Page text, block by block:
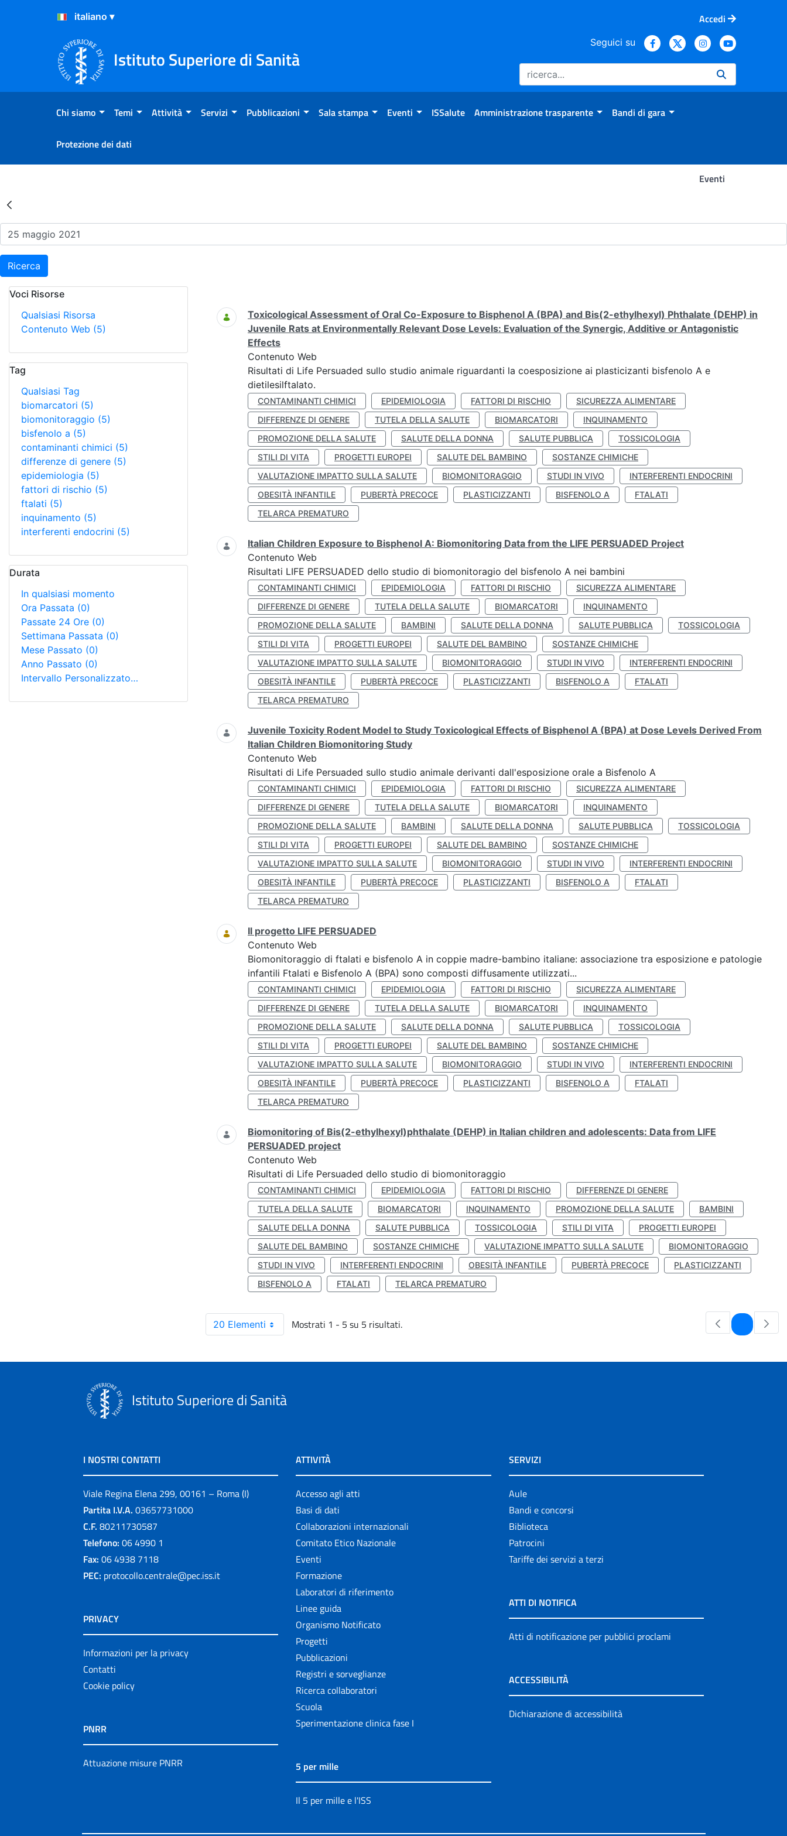
Salta al Contenuto
Salta al Footer
Accedi
Istituto Superiore di Sanità
Seguici su
Chi siamo Temi Attività Servizi Pubblicazioni Sala stampa Eventi ISSalute Amministrazione trasparente Bandi di gara
Protezione dei dati
Eventi
Risultati della Ricerca - Eventi
Ricerca
Voci Risorse
Qualsiasi Risorsa
Contenuto Web (5)
Tag
Qualsiasi Tag
biomarcatori (5)
biomonitoraggio (5)
bisfenolo a (5)
contaminanti chimici (5)
differenze di genere (5)
epidemiologia (5)
fattori di rischio (5)
ftalati (5)
inquinamento (5)
interferenti endocrini (5)
Durata
In qualsiasi momento
Ora Passata (0)
Passate 24 Ore (0)
Settimana Passata (0)
Mese Passato (0)
Anno Passato (0)
Intervallo Personalizzato…
Ricerca
Toxicological Assessment of Oral Co-Exposure to Bisphenol A (BPA) and Bis(2-ethylhexyl) Phthalate (DEHP) in
Juvenile Rats at Environmentally Relevant Dose Levels: Evaluation of the Synergic, Additive or Antagonistic
Effects
Contenuto Web
Risultati di Life Persuaded sullo studio animale riguardanti la coesposizione ai plasticizanti bisfenolo A e
dietilesilftalato.
CONTAMINANTI CHIMICI EPIDEMIOLOGIA FATTORI DI RISCHIO
SICUREZZA ALIMENTARE
DIFFERENZE DI GENERE
TUTELA DELLA SALUTE BIOMARCATORI
INQUINAMENTO
PROMOZIONE DELLA SALUTE
SALUTE DELLA DONNA SALUTE PUBBLICA
TOSSICOLOGIA
STILI DI VITA
PROGETTI EUROPEI SALUTE DEL BAMBINO
SOSTANZE CHIMICHE
VALUTAZIONE IMPATTO SULLA SALUTE
BIOMONITORAGGIO STUDI IN VIVO
INTERFERENTI ENDOCRINI
OBESITÀ INFANTILE
PUBERTÀ PRECOCE PLASTICIZZANTI BISFENOLO A
FTALATI
TELARCA PREMATURO
Italian Children Exposure to Bisphenol A: Biomonitoring Data from the LIFE PERSUADED Project
Contenuto Web
Risultati LIFE PERSUADED dello studio di biomonitoragio del bisfenolo A nei bambini
CONTAMINANTI CHIMICI EPIDEMIOLOGIA FATTORI DI RISCHIO
SICUREZZA ALIMENTARE
DIFFERENZE DI GENERE
TUTELA DELLA SALUTE BIOMARCATORI
INQUINAMENTO
PROMOZIONE DELLA SALUTE
BAMBINI SALUTE DELLA DONNA SALUTE PUBBLICA
TOSSICOLOGIA
STILI DI VITA
PROGETTI EUROPEI SALUTE DEL BAMBINO
SOSTANZE CHIMICHE
VALUTAZIONE IMPATTO SULLA SALUTE
BIOMONITORAGGIO STUDI IN VIVO
INTERFERENTI ENDOCRINI
OBESITÀ INFANTILE
PUBERTÀ PRECOCE PLASTICIZZANTI BISFENOLO A
FTALATI
TELARCA PREMATURO
Juvenile Toxicity Rodent Model to Study Toxicological Effects of Bisphenol A (BPA) at Dose Levels Derived From
Italian Children Biomonitoring Study
Contenuto Web
Risultati di Life Persuaded sullo studio animale derivanti dall'esposizione orale a Bisfenolo A
CONTAMINANTI CHIMICI EPIDEMIOLOGIA FATTORI DI RISCHIO
SICUREZZA ALIMENTARE
DIFFERENZE DI GENERE
TUTELA DELLA SALUTE BIOMARCATORI
INQUINAMENTO
PROMOZIONE DELLA SALUTE
BAMBINI SALUTE DELLA DONNA SALUTE PUBBLICA
TOSSICOLOGIA
STILI DI VITA
PROGETTI EUROPEI SALUTE DEL BAMBINO
SOSTANZE CHIMICHE
VALUTAZIONE IMPATTO SULLA SALUTE
BIOMONITORAGGIO STUDI IN VIVO
INTERFERENTI ENDOCRINI
OBESITÀ INFANTILE
PUBERTÀ PRECOCE PLASTICIZZANTI BISFENOLO A
FTALATI
TELARCA PREMATURO
Il progetto LIFE PERSUADED
Contenuto Web
Biomonitoraggio di ftalati e bisfenolo A in coppie madre-bambino italiane: associazione tra esposizione e patologie
infantili Ftalati e Bisfenolo A (BPA) sono composti diffusamente utilizzati...
CONTAMINANTI CHIMICI EPIDEMIOLOGIA FATTORI DI RISCHIO
SICUREZZA ALIMENTARE
DIFFERENZE DI GENERE
TUTELA DELLA SALUTE BIOMARCATORI
INQUINAMENTO
PROMOZIONE DELLA SALUTE
SALUTE DELLA DONNA SALUTE PUBBLICA
TOSSICOLOGIA
STILI DI VITA
PROGETTI EUROPEI SALUTE DEL BAMBINO
SOSTANZE CHIMICHE
VALUTAZIONE IMPATTO SULLA SALUTE
BIOMONITORAGGIO STUDI IN VIVO
INTERFERENTI ENDOCRINI
OBESITÀ INFANTILE
PUBERTÀ PRECOCE PLASTICIZZANTI BISFENOLO A
FTALATI
TELARCA PREMATURO
Biomonitoring of Bis(2-ethylhexyl)phthalate (DEHP) in Italian children and adolescents: Data from LIFE
PERSUADED project
Contenuto Web
Risultati di Life Persuaded dello studio di biomonitoraggio
CONTAMINANTI CHIMICI EPIDEMIOLOGIA FATTORI DI RISCHIO
DIFFERENZE DI GENERE
TUTELA DELLA SALUTE
BIOMARCATORI INQUINAMENTO PROMOZIONE DELLA SALUTE
BAMBINI
SALUTE DELLA DONNA
SALUTE PUBBLICA TOSSICOLOGIA STILI DI VITA
PROGETTI EUROPEI
SALUTE DEL BAMBINO
SOSTANZE CHIMICHE VALUTAZIONE IMPATTO SULLA SALUTE
BIOMONITORAGGIO
STUDI IN VIVO
INTERFERENTI ENDOCRINI OBESITÀ INFANTILE PUBERTÀ PRECOCE
PLASTICIZZANTI
BISFENOLO A
FTALATI TELARCA PREMATURO
20 Elementi Mostrati 1 - 5 su 5 risultati. Pagina
Istituto Superiore di Sanità
I NOSTRI CONTATTI
Viale Regina Elena 299, 00161 – Roma (I)
Partita I.V.A. 03657731000
C.F. 80211730587
Telefono: 06 4990 1
Fax: 06 4938 7118
PEC: protocollo.centrale@pec.iss.it
PRIVACY
Informazioni per la privacy
Contatti
Cookie policy
PNRR
Attuazione misure PNRR
ATTIVITÀ
Accesso agli atti
Basi di dati
Collaborazioni internazionali
Comitato Etico Nazionale
Eventi
Formazione
Laboratori di riferimento
Linee guida
Organismo Notificato
Progetti
Pubblicazioni
Registri e sorveglianze
Ricerca collaboratori
Scuola
Sperimentazione clinica fase I
5 per mille
Il 5 per mille e l'ISS
SERVIZI
Aule
Bandi e concorsi
Biblioteca
Patrocini
Tariffe dei servizi a terzi
ATTI DI NOTIFICA
Atti di notificazione per pubblici proclami
ACCESSIBILITÀ
Dichiarazione di accessibilità